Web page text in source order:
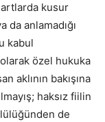
kusur
da anlamadığı
kabul
özel hukuka
aklının bakışına
haksız fiilin
de